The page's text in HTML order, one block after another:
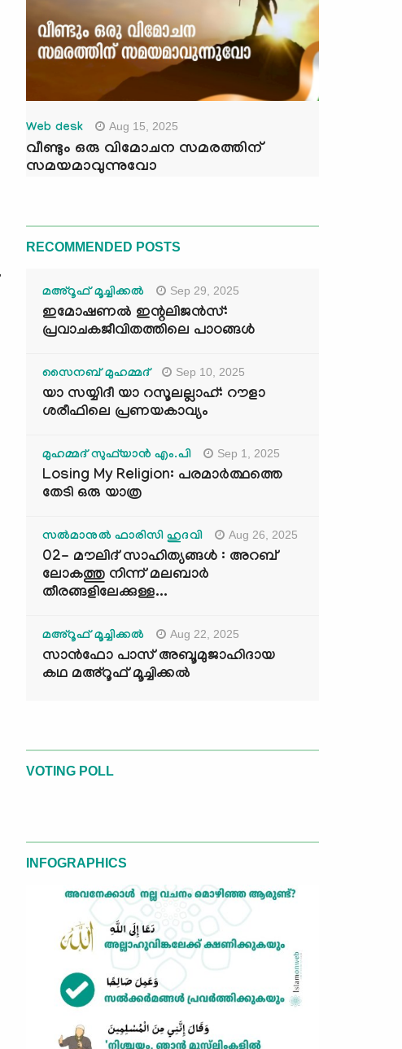
Web desk Aug 15, 2025
വീണ്ടും ഒരു വിമോചന സമരത്തിന്
സമയമാവുന്നുവോ
RECOMMENDED POSTS
മഅ്റൂഫ് മൂച്ചിക്കല്‍ Sep 29, 2025
ഇമോഷണൽ ഇന്റലിജൻസ്:
പ്രവാചകജീവിതത്തിലെ പാഠങ്ങൾ
സൈനബ് മുഹമ്മദ് Sep 10, 2025
യാ സയ്യിദീ യാ റസൂലല്ലാഹ്: റൗളാ
ശരീഫിലെ പ്രണയകാവ്യം
മുഹമ്മദ് സുഫ്‌യാൻ എം.പി Sep 1, 2025
Losing My Religion: പരമാർത്ഥത്തെ
തേടി ഒരു യാത്ര
സൽമാനുൽ ഫാരിസി ഹുദവി Aug 26, 2025
02- മൗലിദ് സാഹിത്യങ്ങൾ : അറബ്
ലോകത്തു നിന്ന് മലബാർ
തീരങ്ങളിലേക്കുള്ള...
മഅ്റൂഫ് മൂച്ചിക്കല്‍ Aug 22, 2025
സാൻഫോ പാസ് അബൂമുജാഹിദായ
കഥ മഅ്റൂഫ് മൂച്ചിക്കല്‍
VOTING POLL
INFOGRAPHICS